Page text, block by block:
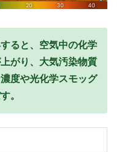
ると、空気中の化学
がり、大気汚染物質
度や光化学スモッグ
。